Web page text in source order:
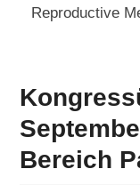
Reproductive
Bereich